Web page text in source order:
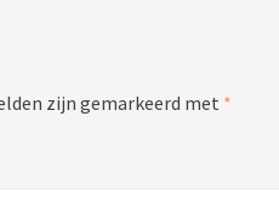
zijn gemarkeerd met *